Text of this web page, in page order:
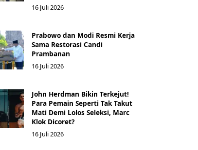
16 Juli 2026
Prabowo dan Modi Resmi Kerja
Sama Restorasi Candi
Prambanan
16 Juli 2026
John Herdman Bikin Terkejut!
Para Pemain Seperti Tak Takut
Mati Demi Lolos Seleksi, Marc
Klok Dicoret?
16 Juli 2026